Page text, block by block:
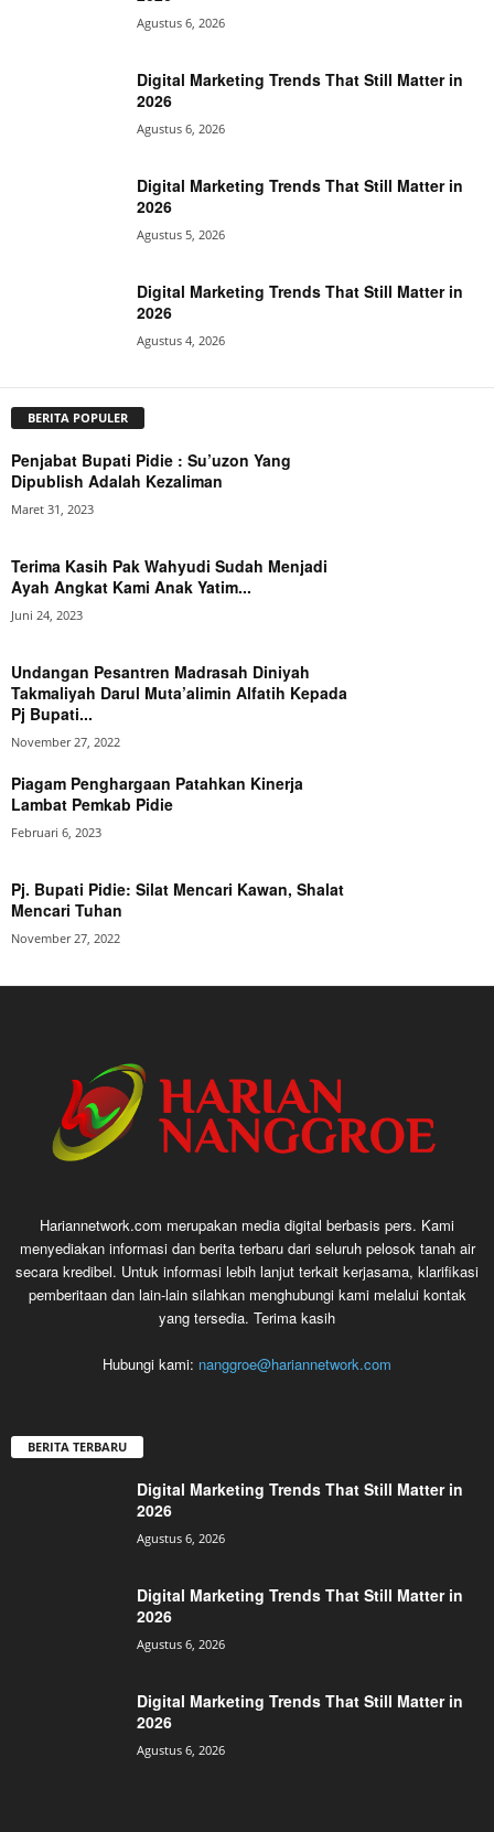
Agustus 6, 2026
Digital Marketing Trends That Still Matter in
2026
Agustus 6, 2026
Digital Marketing Trends That Still Matter in
2026
Agustus 5, 2026
Digital Marketing Trends That Still Matter in
2026
Agustus 4, 2026
BERITA POPULER
Penjabat Bupati Pidie : Su’uzon Yang
Dipublish Adalah Kezaliman
Maret 31, 2023
Terima Kasih Pak Wahyudi Sudah Menjadi
Ayah Angkat Kami Anak Yatim...
Juni 24, 2023
Undangan Pesantren Madrasah Diniyah
Takmaliyah Darul Muta’alimin Alfatih Kepada
Pj Bupati...
November 27, 2022
Piagam Penghargaan Patahkan Kinerja
Lambat Pemkab Pidie
Februari 6, 2023
Pj. Bupati Pidie: Silat Mencari Kawan, Shalat
Mencari Tuhan
November 27, 2022
Hariannetwork.com merupakan media digital berbasis pers. Kami
menyediakan informasi dan berita terbaru dari seluruh pelosok tanah air
secara kredibel. Untuk informasi lebih lanjut terkait kerjasama, klarifikasi
pemberitaan dan lain-lain silahkan menghubungi kami melalui kontak
yang tersedia. Terima kasih
Hubungi kami: nanggroe@hariannetwork.com
BERITA TERBARU
Digital Marketing Trends That Still Matter in
2026
Agustus 6, 2026
Digital Marketing Trends That Still Matter in
2026
Agustus 6, 2026
Digital Marketing Trends That Still Matter in
2026
Agustus 6, 2026